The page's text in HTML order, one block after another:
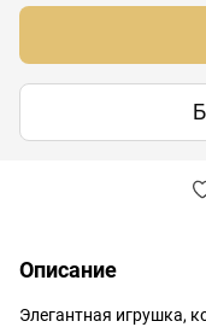
Описание
Элегантная игрушка,